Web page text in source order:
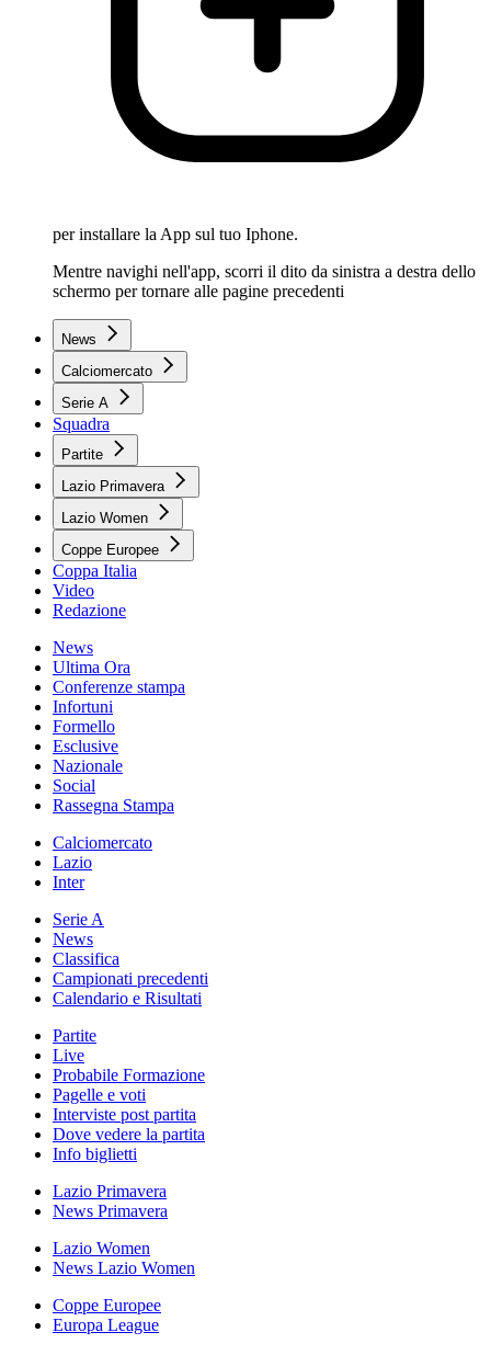
per installare la App sul tuo Iphone.
Mentre navighi nell'app, scorri il dito da sinistra a destra dello
schermo per tornare alle pagine precedenti
News
Calciomercato
Serie A
Squadra
Partite
Lazio Primavera
Lazio Women
Coppe Europee
Coppa Italia
Video
Redazione
News
Ultima Ora
Conferenze stampa
Infortuni
Formello
Esclusive
Nazionale
Social
Rassegna Stampa
Calciomercato
Lazio
Inter
Serie A
News
Classifica
Campionati precedenti
Calendario e Risultati
Partite
Live
Probabile Formazione
Pagelle e voti
Interviste post partita
Dove vedere la partita
Info biglietti
Lazio Primavera
News Primavera
Lazio Women
News Lazio Women
Coppe Europee
Europa League